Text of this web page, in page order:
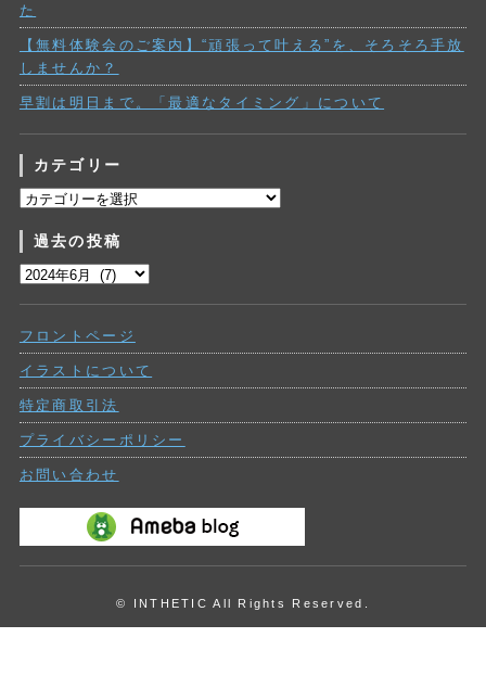
た
【無料体験会のご案内】“頑張って叶える”を、そろそろ手放
しませんか？
早割は明日まで。「最適なタイミング」について
カテゴリー
カ
ゴ
リ
ー
過去の投稿
過
投
稿
フロントページ
イラストについて
特定商取引法
プライバシーポリシー
お問い合わせ
© INTHETIC All Rights Reserved.